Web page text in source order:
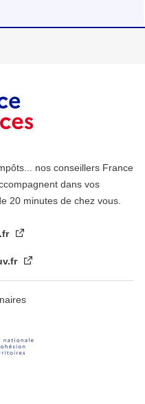
nos conseillers France
dans vos
20 minutes de chez vous.